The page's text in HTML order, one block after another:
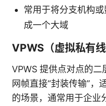
常用于将分支机构
成一个大域
VPWS（虚拟私有线
VPWS 提供点对点的
网帧直接“封装传输”，
的场景，通常用于企业